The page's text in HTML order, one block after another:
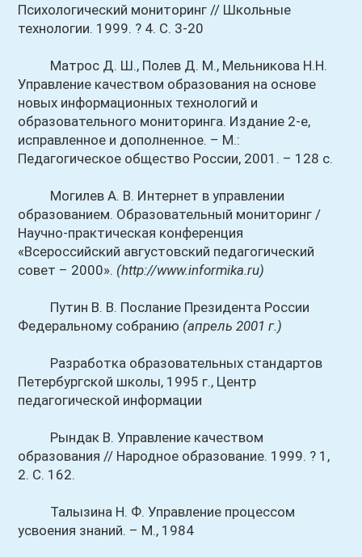
Психологический мониторинг // Школьные
технологии. 1999. ? 4. С. 3-20
Матрос Д. Ш., Полев Д. М., Мельникова Н.Н.
Управление качеством образования на основе
новых информационных технологий и
образовательного мониторинга. Издание 2-е,
исправленное и дополненное. – М.:
Педагогическое общество России, 2001. – 128 с.
Могилев А. В. Интернет в управлении
образованием. Образовательный мониторинг /
Научно-практическая конференция
«Всероссийский августовский педагогический
совет – 2000». (http://www.informika.ru)
Путин В. В. Послание Президента России
Федеральному собранию (апрель 2001 г.)
Разработка образовательных стандартов
Петербургской школы, 1995 г., Центр
педагогической информации
Рындак В. Управление качеством
образования // Народное образование. 1999. ? 1,
2. С. 162.
Талызина Н. Ф. Управление процессом
усвоения знаний. – М., 1984